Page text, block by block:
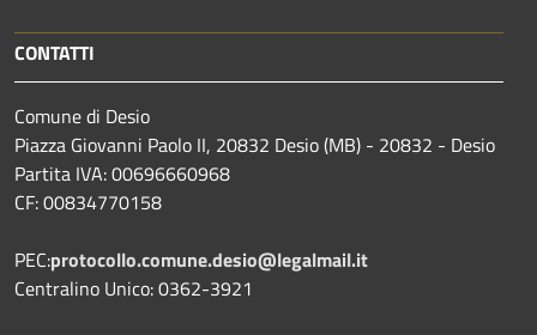
CONTATTI
Comune di Desio
Piazza Giovanni Paolo II, 20832 Desio (MB) - 20832 - Desio
Partita IVA: 00696660968
CF: 00834770158
PEC:protocollo.comune.desio@legalmail.it
Centralino Unico: 0362-3921